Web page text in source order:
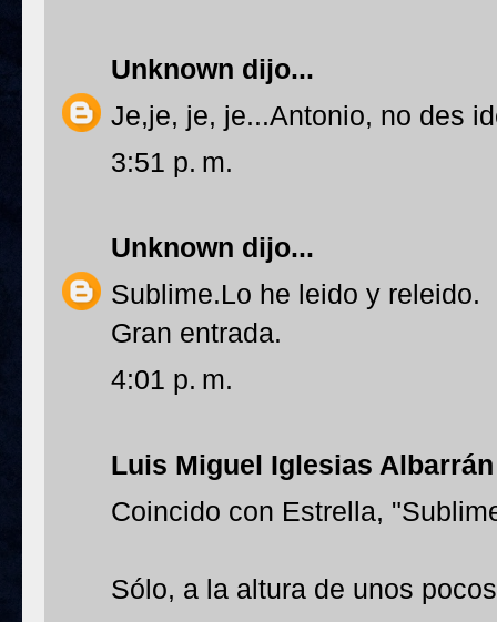
Unknown dijo...
Je,je, je, je...Antonio, no des
3:51 p. m.
Unknown dijo...
Sublime.Lo he leido y releido.
Gran entrada.
4:01 p. m.
Luis Miguel Iglesias Albarrán
Coincido con Estrella,
Sólo, a la altura de unos